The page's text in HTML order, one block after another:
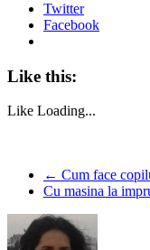
Twitter
Facebook
Like this:
Like Loading...
← Cum face
Cu masina la